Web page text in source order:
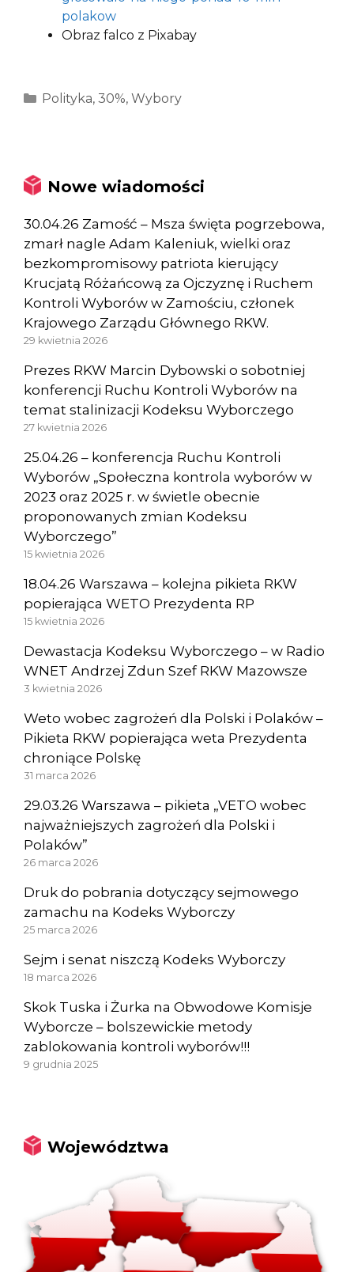
polakow
Obraz falco z Pixabay
Kategorie
Polityka, 30%, Wybory
Nowe wiadomości
30.04.26 Zamość – Msza święta pogrzebowa,
zmarł nagle Adam Kaleniuk, wielki oraz
bezkompromisowy patriota kierujący
Krucjatą Różańcową za Ojczyznę i Ruchem
Kontroli Wyborów w Zamościu, członek
Krajowego Zarządu Głównego RKW.
29 kwietnia 2026
Prezes RKW Marcin Dybowski o sobotniej
konferencji Ruchu Kontroli Wyborów na
temat stalinizacji Kodeksu Wyborczego
27 kwietnia 2026
25.04.26 – konferencja Ruchu Kontroli
Wyborów „Społeczna kontrola wyborów w
2023 oraz 2025 r. w świetle obecnie
proponowanych zmian Kodeksu
Wyborczego”
15 kwietnia 2026
18.04.26 Warszawa – kolejna pikieta RKW
popierająca WETO Prezydenta RP
15 kwietnia 2026
Dewastacja Kodeksu Wyborczego – w Radio
WNET Andrzej Zdun Szef RKW Mazowsze
3 kwietnia 2026
Weto wobec zagrożeń dla Polski i Polaków –
Pikieta RKW popierająca weta Prezydenta
chroniące Polskę
31 marca 2026
29.03.26 Warszawa – pikieta „VETO wobec
najważniejszych zagrożeń dla Polski i
Polaków”
26 marca 2026
Druk do pobrania dotyczący sejmowego
zamachu na Kodeks Wyborczy
25 marca 2026
Sejm i senat niszczą Kodeks Wyborczy
18 marca 2026
Skok Tuska i Żurka na Obwodowe Komisje
Wyborcze – bolszewickie metody
zablokowania kontroli wyborów!!!
9 grudnia 2025
Województwa